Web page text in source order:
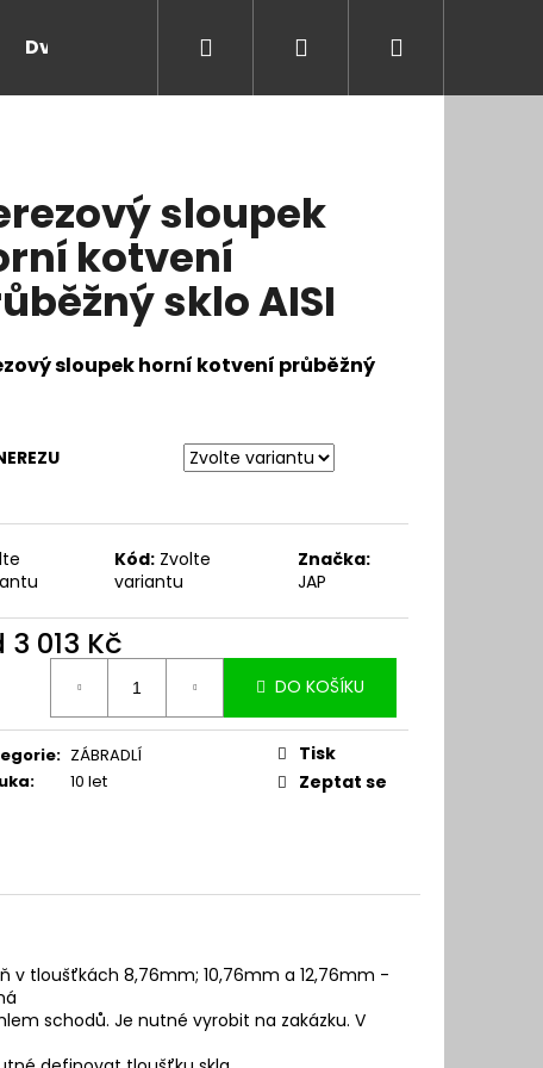
Dveře a zárubně Kontakt Blog
Přihlášení
sloupek
kotvení
sklo AISI
sloupek horní kotvení průběžný
Kód: Zvolte
variantu
Značka:
JAP
3 013 Kč
DO KOŠÍKU
: ZÁBRADLÍ
: 10 let
Tisk
Zeptat se
v tloušťkách 8,76mm; 10,76mm a 12,76mm -
schodů. Je nutné vyrobit na zakázku. V